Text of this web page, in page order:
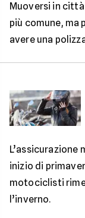
Muoversi in
più comune, ma
avere una
inizio di
motociclisti
l’inverno.